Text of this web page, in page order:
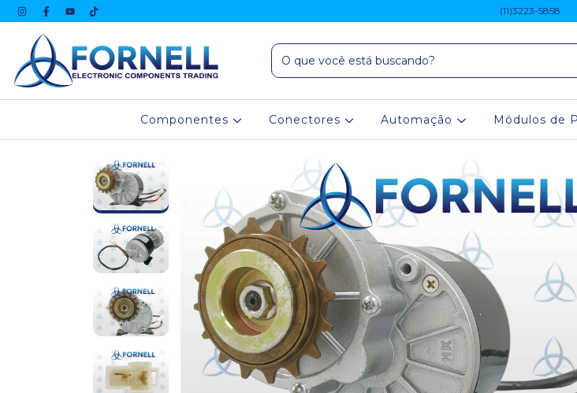
(11)3223-5858
Componentes Conectores Automação Módulos de